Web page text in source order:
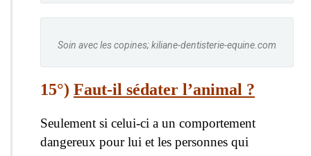
Soin avec les copines; kiliane-dentisterie-equine.com
15°) Faut-il sédater l’animal ?
Seulement si celui-ci a un comportement
dangereux pour lui et les personnes qui